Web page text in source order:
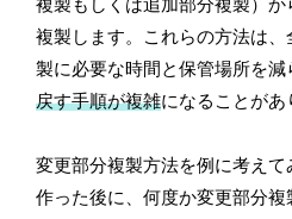
複製もしくは追加部分複製）
複製します。これらの方法は
製に必要な時間と保管場所を減
戻す手順が複雑になることがあ
変更部分複製方法を例に考え
作った後に、何度か変更部分